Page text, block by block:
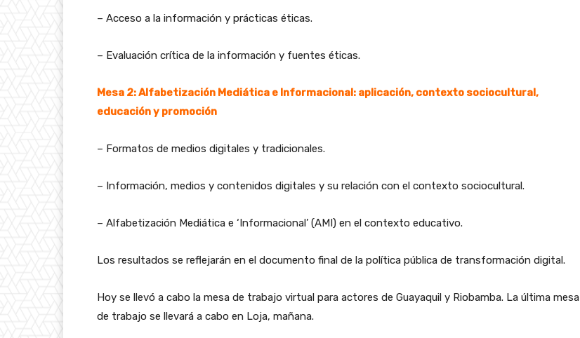
– Acceso a la información y prácticas éticas.
– Evaluación crítica de la información y fuentes éticas.
Mesa 2: Alfabetización Mediática e Informacional: aplicación, contexto sociocultural,
educación y promoción
– Formatos de medios digitales y tradicionales.
– Información, medios y contenidos digitales y su relación con el contexto sociocultural.
– Alfabetización Mediática e ‘Informacional’ (AMI) en el contexto educativo.
Los resultados se reflejarán en el documento final de la política pública de transformación digital.
Hoy se llevó a cabo la mesa de trabajo virtual para actores de Guayaquil y Riobamba. La última mesa
de trabajo se llevará a cabo en Loja, mañana.